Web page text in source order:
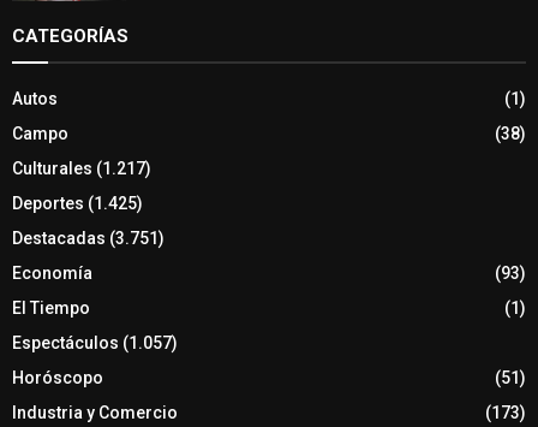
CATEGORÍAS
Autos
(1)
Campo
(38)
Culturales (1.217)
Deportes (1.425)
Destacadas (3.751)
Economía
(93)
El Tiempo
(1)
Espectáculos (1.057)
Horóscopo
(51)
Industria y Comercio
(173)